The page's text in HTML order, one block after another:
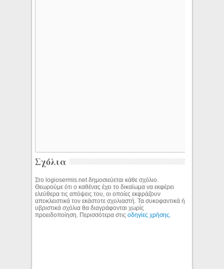
Σχόλια
Στο logiosermis.net δημοσιεύεται κάθε σχόλιο.
Θεωρούμε ότι ο καθένας έχει το δικαίωμα να εκφέρει
ελεύθερα τις απόψεις του, οι οποίες εκφράζουν
αποκλειστικά τον εκάστοτε σχολιαστή. Τα συκοφαντικά ή
υβριστικά σχόλια θα διαγράφονται χωρίς
προειδοποίηση. Περισσότερα στιςοδηγίες χρήσης